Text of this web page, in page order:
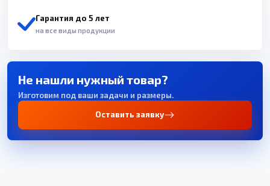
Гарантия до 5 лет
на все виды продукции
Не нашли нужный товар?
Изготовим под ваши задачи и размеры.
Оставить заявку